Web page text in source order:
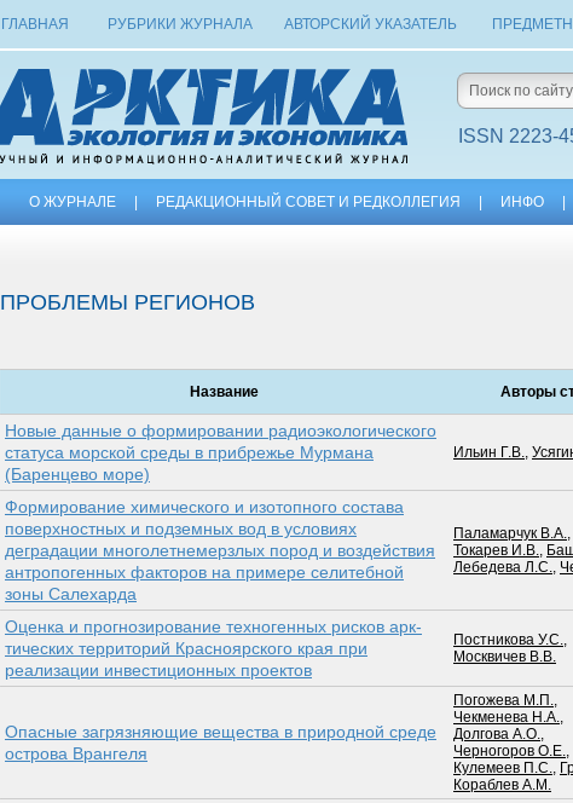
ГЛАВНАЯ РУБРИКИ ЖУРНАЛА АВТОРСКИЙ УКАЗАТЕЛЬ
ISSN 2223-
О ЖУРНАЛЕ РЕДАКЦИОННЫЙ СОВЕТ И РЕДКОЛЛЕГИЯ ИНФО
ПРОБЛЕМЫ РЕГИОНОВ
Название Авторы
Новые данные о формировании радиоэкологического
статуса морской среды в прибрежье Мурмана
(Баренцево море)
Ильин Г.В.,
Формирование химического и изотопного состава
поверхностных и подземных вод в условиях
деградации многолетнемерзлых пород и воздействия
антропогенных факторов на примере селитебной
зоны Салехарда
Паламарчук В.А.,
Токарев И.В.,
Лебедева Л.С.,
Оценка и прогнозирование техногенных рисков арк­
тических территорий Красноярского края при
реализации инвестиционных проектов
Постникова У.С.,
Москвичев В.В.
Опасные загрязняющие вещества в природной среде
острова Врангеля
Погожева М.П.,
Чекменева Н.А.,
Долгова А.О.,
Черногоров О.Е.,
Кулемеев П.С.,
Кораблев А.М.